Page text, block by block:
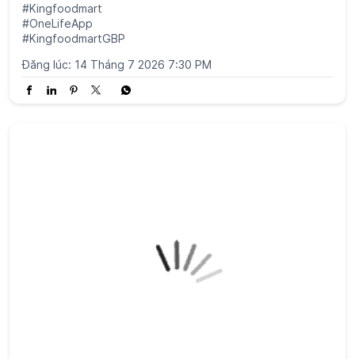
#Kingfoodmart
#OneLifeApp
#KingfoodmartGBP
Đăng lúc: 14 Tháng 7 2026 7:30 PM